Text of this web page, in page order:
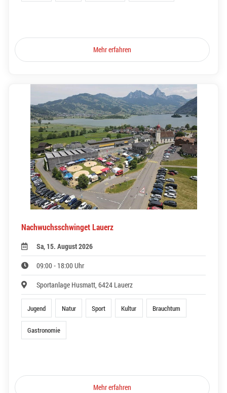
Mehr erfahren
Nachwuchsschwinget Lauerz
Sa, 15. August 2026
09:00 - 18:00 Uhr
Sportanlage Husmatt, 6424 Lauerz
Jugend Natur Sport Kultur Brauchtum
Gastronomie
Mehr erfahren